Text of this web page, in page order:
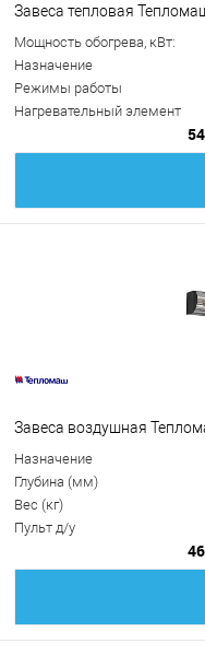
Завеса тепловая
Мощность обогрева, кВт:
Назначение
Режимы работы
Нагревательный элемент
Завеса воздушная
Назначение
Глубина (мм)
Вес (кг)
Пульт д/у